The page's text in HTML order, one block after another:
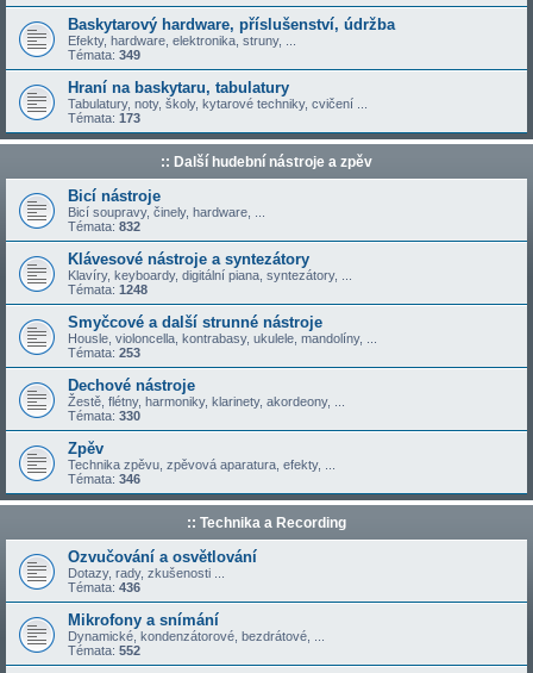
Baskytarový hardware, příslušenství, údržba
Efekty, hardware, elektronika, struny, ...
Témata: 349
Hraní na baskytaru, tabulatury
Tabulatury, noty, školy, kytarové techniky, cvičení ...
Témata: 173
:: Další hudební nástroje a zpěv
Bicí nástroje
Bicí soupravy, činely, hardware, ...
Témata: 832
Klávesové nástroje a syntezátory
Klavíry, keyboardy, digitální piana, syntezátory, ...
Témata: 1248
Smyčcové a další strunné nástroje
Housle, violoncella, kontrabasy, ukulele, mandolíny, ...
Témata: 253
Dechové nástroje
Žestě, flétny, harmoniky, klarinety, akordeony, ...
Témata: 330
Zpěv
Technika zpěvu, zpěvová aparatura, efekty, ...
Témata: 346
:: Technika a Recording
Ozvučování a osvětlování
Dotazy, rady, zkušenosti ...
Témata: 436
Mikrofony a snímání
Dynamické, kondenzátorové, bezdrátové, ...
Témata: 552